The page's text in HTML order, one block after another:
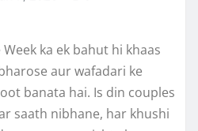
ka ek bahut hi khaas
aur wafadari ke
banata hai. Is din couples
saath nibhane, har khushi